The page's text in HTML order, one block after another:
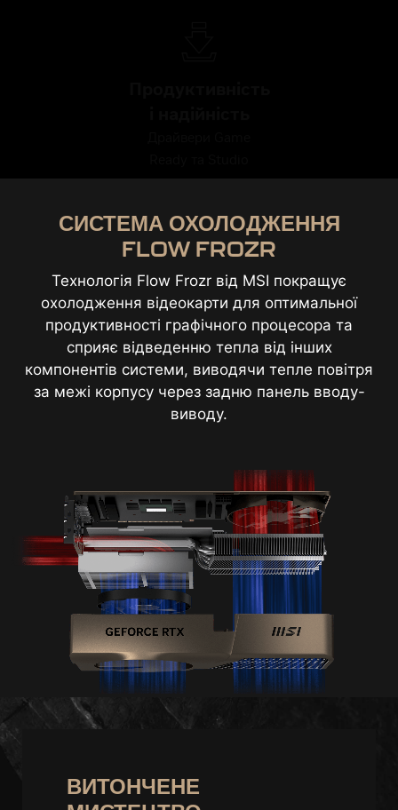
СИСТЕМА ОХОЛОДЖЕННЯ
FLOW FROZR
Технологія Flow Frozr від MSI покращує
охолодження відеокарти для оптимальної
продуктивності графічного процесора та
сприяє відведенню тепла від інших
компонентів системи, виводячи тепле повітря
за межі корпусу через задню панель вводу-
виводу.
ВИТОНЧЕНЕ